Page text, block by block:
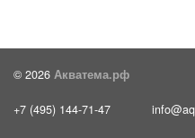
© 2026 Акватема.рф
+7 (495) 144-71-47